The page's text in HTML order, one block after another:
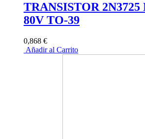
TRANSISTOR 2N3725
80V TO-39
0,868 €
Añadir al Carrito